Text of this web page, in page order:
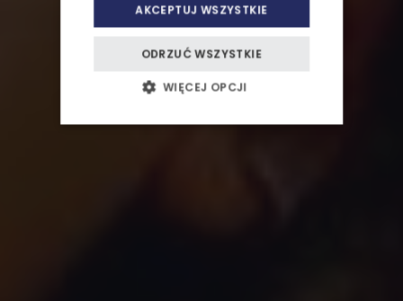
DZIECI
AKCEPTUJ WSZYSTKIE
ODRZUĆ WSZYSTKIE
WIĘCEJ OPCJI